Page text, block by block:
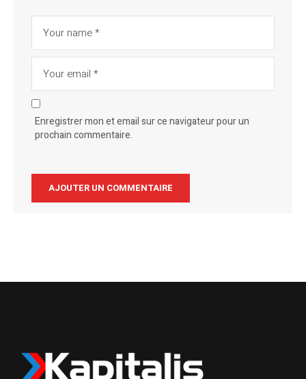
Enregistrer mon et email sur ce navigateur pour un
prochain commentaire.